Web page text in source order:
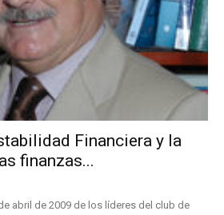
Financiera y la
finanzas...
abril de 2009 de los líderes del club de